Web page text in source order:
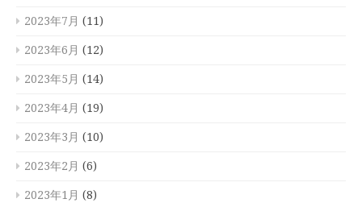
2023年7月 (11)
2023年6月 (12)
2023年5月 (14)
2023年4月 (19)
2023年3月 (10)
2023年2月 (6)
2023年1月 (8)